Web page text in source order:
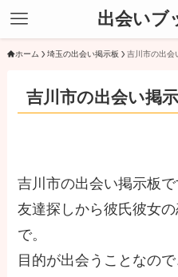
出会いブ
ホーム 埼玉の出会い掲示板 吉川市の出会
吉川市の出会い掲
吉川市の出会い掲示板で
友達探しから彼氏彼女
で。
目的が出会うことなの